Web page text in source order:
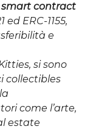
smart contract
ed ERC-1155,
e
si sono
collectibles
come l’arte,
estate